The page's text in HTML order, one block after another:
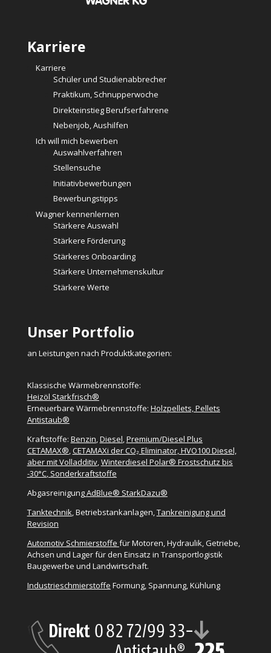
Karriere
Karriere
Schüler und Studienabbrecher
Praktikum, Schnupperwoche
Direkteinstieg Berufserfahrene
Nebenjob, Aushilfen
Ich will mich bewerben
Auswahlverfahren
Stellensuche
Initiativbewerbungen
Bewerbungstipps
Wagner kennenlernen
Stärkere Auswahl
Stärkere Förderung
Stärkeres Onboarding
Stärkere Unternehmenskultur
Stärkere Werte
Unser Portfolio
an Leistungen nach Produktkategorien:
Klassische Wärmebrennstoffe:
Heizöl Starkfrisch®
Erneuerbare Wärmebrennstoffe: Holzpellets, Pellets
Antistaub®
Kraftstoffe: Benzin Diesel Premium/Diesel Plus
CETAMAX® CETAMAXi der CO₂ Eliminator, HVO100 Diesel,
aber mit Volladditiv, Winterdiesel Polar® Frostschutz bis
-30°C, Sonderkraftstoffe
AbgasreinigungAdBlue® StarkDazu®
Tanktechnik , Betriebstankanlagen, Tankreinigung und
Revision
Automotiv Schmierstoffe für Motoren, Hydraulik, Getriebe,
Achsen und Lager für den Einsatz in Transportlogistik
Baugewerbe und Landwirtschaft.
Industrieschmierstoffe Formung, Spannung, Kühlung